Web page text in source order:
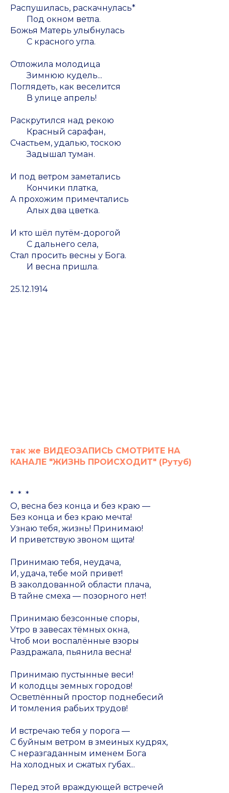
Распушилась, раскачнулась*
Под окном ветла.
Божья Матерь улыбнулась
С красного угла.
Отложила молодица
Зимнюю кудель...
Поглядеть, как веселится
В улице апрель!
Раскрутился над рекою
Красный сарафан,
Счастьем, удалью, тоскою
Задышал туман.
И под ветром заметались
Кончики платка,
А прохожим примечтались
Алых два цветка.
И кто шёл путём-дорогой
С дальнего села,
Стал просить весны у Бога.
И весна пришла.
25.12.1914
так же ВИДЕОЗАПИСЬ СМОТРИТЕ НА
КАНАЛЕ "ЖИЗНЬ ПРОИСХОДИТ" (Рутуб)
* * *
О, весна без конца и без краю —
Без конца и без краю мечта!
Узнаю тебя, жизнь! Принимаю!
И приветствую звоном щита!
Принимаю тебя, неудача,
И, удача, тебе мой привет!
В заколдованной области плача,
В тайне смеха — позорного нет!
Принимаю безсонные споры,
Утро в завесах тёмных окна,
Чтоб мои воспалённые взоры
Раздражала, пьянила весна!
Принимаю пустынные веси!
И колодцы земных городов!
Осветлённый простор поднебесий
И томления рабьих трудов!
И встречаю тебя у порога —
С буйным ветром в змеиных кудрях,
С неразгаданным именем Бога
На холодных и сжатых губах...
Перед этой враждующей встречей